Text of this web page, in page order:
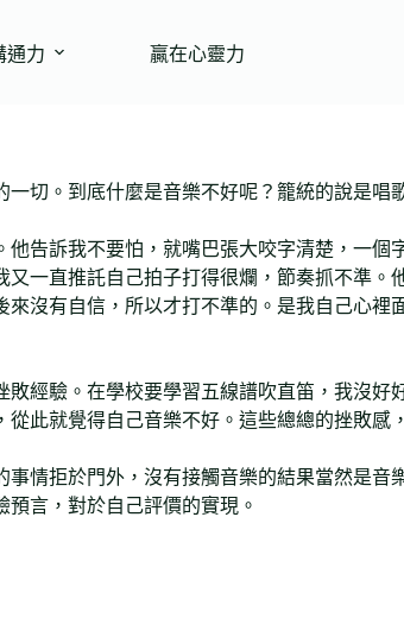
通力 贏在心靈力
切。到底什麼是音樂不好呢？籠統的說是唱
告訴我不要怕，就嘴巴張大咬字清楚，一
一直推託自己拍子打得很爛，節奏抓不準。
沒有自信，所以才打不準的。是我自己心
經驗。在學校要學習五線譜吹直笛，我沒好
此就覺得自己音樂不好。這些總總的挫敗感
情拒於門外，沒有接觸音樂的結果當然是
言，對於自己評價的實現。